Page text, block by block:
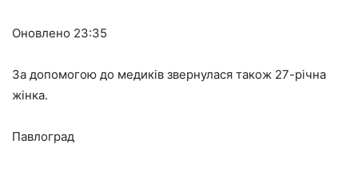
Оновлено 23:35
За допомогою до медиків звернулася також 27-річна
жінка.
Павлоград